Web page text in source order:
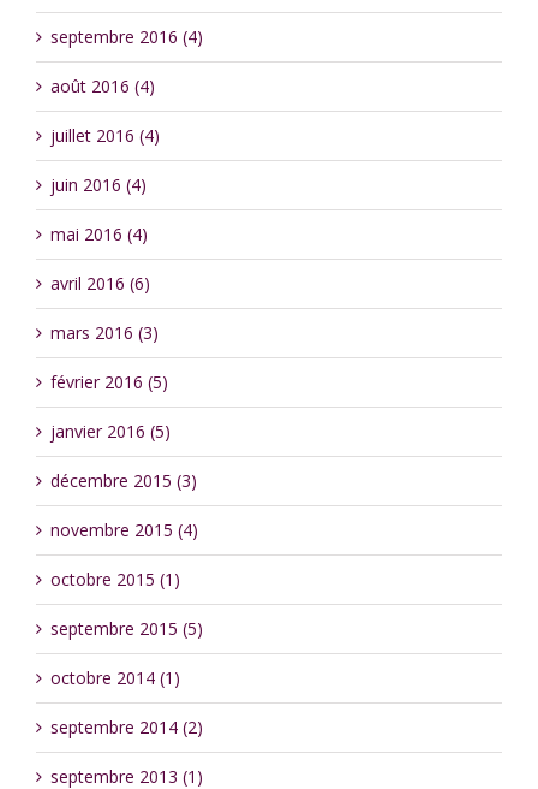
septembre 2016 (4)
août 2016 (4)
juillet 2016 (4)
juin 2016 (4)
mai 2016 (4)
avril 2016 (6)
mars 2016 (3)
février 2016 (5)
janvier 2016 (5)
décembre 2015 (3)
novembre 2015 (4)
octobre 2015 (1)
septembre 2015 (5)
octobre 2014 (1)
septembre 2014 (2)
septembre 2013 (1)